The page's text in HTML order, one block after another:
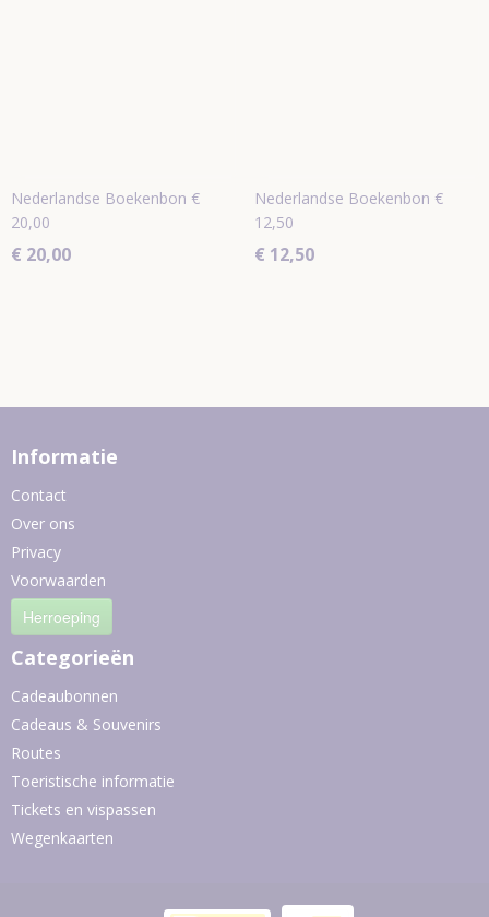
Nederlandse Boekenbon €
20,00
€ 20,00
Nederlandse Boekenbon €
12,50
€ 12,50
Informatie
Contact
Over ons
Privacy
Voorwaarden
Herroeping
Categorieën
Cadeaubonnen
Cadeaus & Souvenirs
Routes
Toeristische informatie
Tickets en vispassen
Wegenkaarten